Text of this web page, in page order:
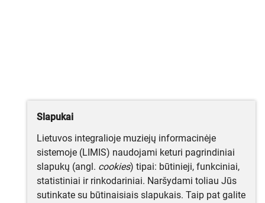
Slapukai
Lietuvos integralioje muziejų informacinėje
sistemoje (LIMIS) naudojami keturi pagrindiniai
slapukų (angl. cookies) tipai: būtinieji, funkciniai,
statistiniai ir rinkodariniai. Naršydami toliau Jūs
sutinkate su būtinaisiais slapukais. Taip pat galite